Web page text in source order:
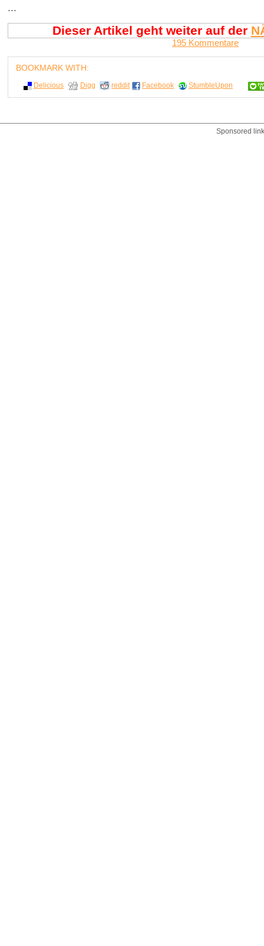
...
Dieser Artikel geht weiter auf der
195 Kommentare
BOOKMARK WITH:
Delicious Digg reddit Facebook StumbleUpon
Sponsored